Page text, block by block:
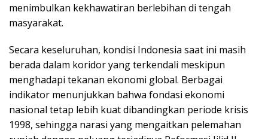
menimbulkan kekhawatiran berlebihan di tengah
masyarakat.
Secara keseluruhan, kondisi Indonesia saat ini masih
berada dalam koridor yang terkendali meskipun
menghadapi tekanan ekonomi global. Berbagai
indikator menunjukkan bahwa fondasi ekonomi
nasional tetap lebih kuat dibandingkan periode krisis
1998, sehingga narasi yang mengaitkan pelemahan